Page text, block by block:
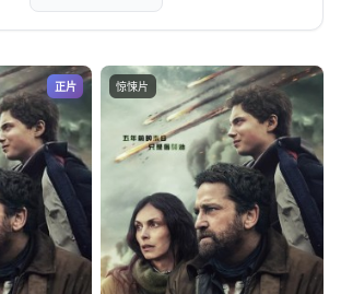
正片 惊悚片